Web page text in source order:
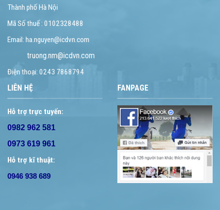
Thành phố Hà Nội
Mã Số thuế : 0102328488
Email: ha.nguyen@icdvn.com
truong.nm@icdvn.com
Điện thoại: 0243 7868794
LIÊN HỆ
Hỗ trợ trực tuyến:
0982 962 581
0973 619 961
Hỗ trợ kĩ thuật:
0946 938 689
FANPAGE